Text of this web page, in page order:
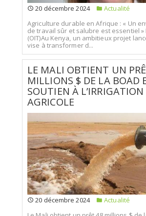
20 décembre 2024
Actualité
Agriculture durable en Afrique : « Un
de travail sûr et salubre est essentiel »
(OIT)Au Kenya, un ambitieux projet
vise à transformer d...
LE MALI OBTIENT UN
MILLIONS $ DE LA BOAD
SOUTIEN À L’IRRIGATION
AGRICOLE
20 décembre 2024
Actualité